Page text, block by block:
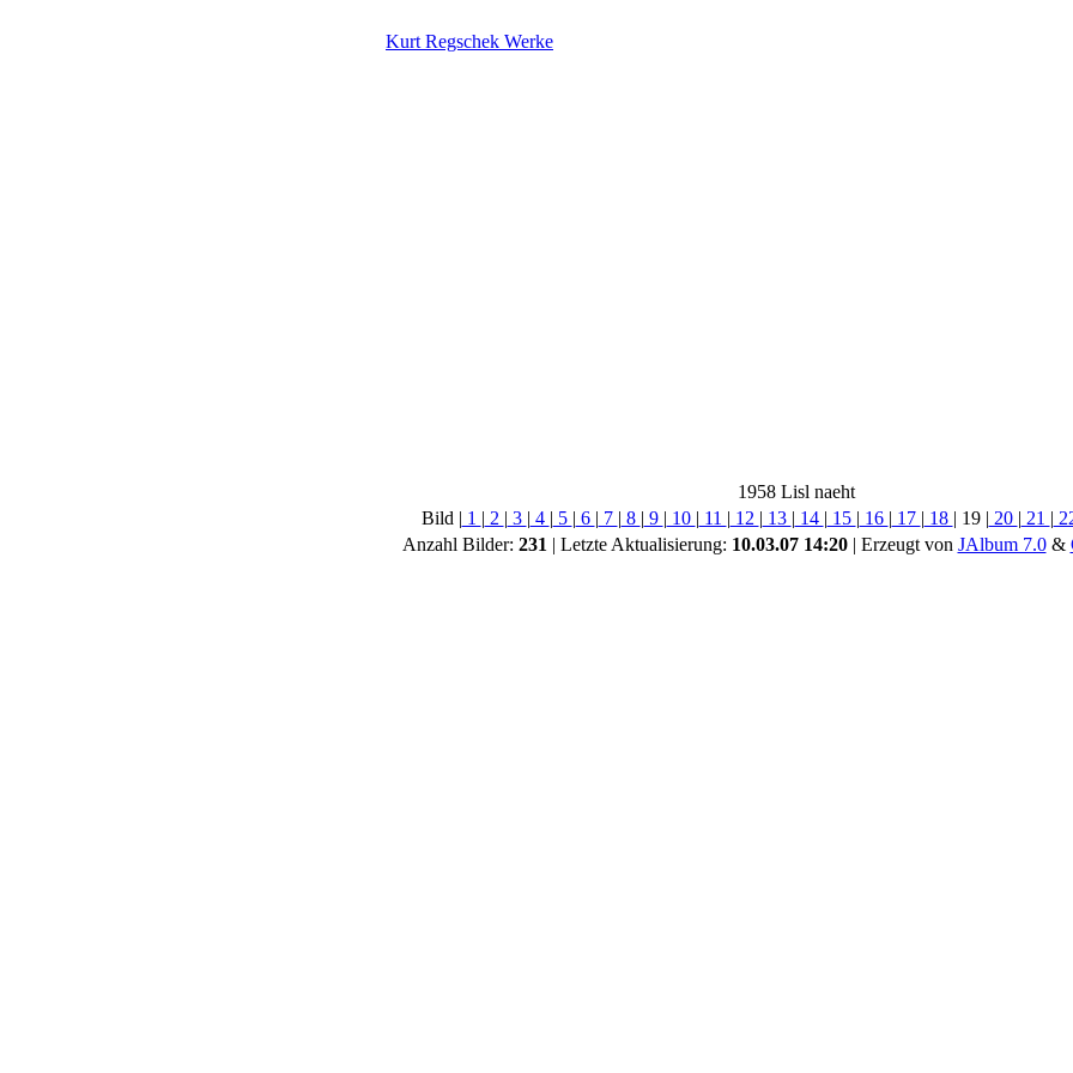
Kurt Regschek Werke
1958 Lisl naeht
Bild | 1 | 2 | 3 | 4 | 5 | 6 | 7 | 8 | 9 | 10 | 11 | 12 | 13 | 14 | 15 | 16 | 17 | 18 | 19 | 20 | 21 |
Anzahl Bilder: 231 | Letzte Aktualisierung: 10.03.07 14:20| Erzeugt von JAlbum 7.0&